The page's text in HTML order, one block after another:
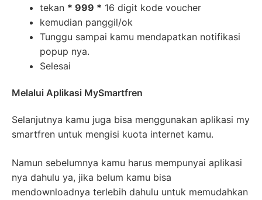
tekan * 999 * 16 digit kode voucher
kemudian panggil/ok
Tunggu sampai kamu mendapatkan notifikasi
popup nya.
Selesai
Melalui Aplikasi MySmartfren
Selanjutnya kamu juga bisa menggunakan aplikasi my
smartfren untuk mengisi kuota internet kamu.
Namun sebelumnya kamu harus mempunyai aplikasi
nya dahulu ya, jika belum kamu bisa
mendownloadnya terlebih dahulu untuk memudahkan